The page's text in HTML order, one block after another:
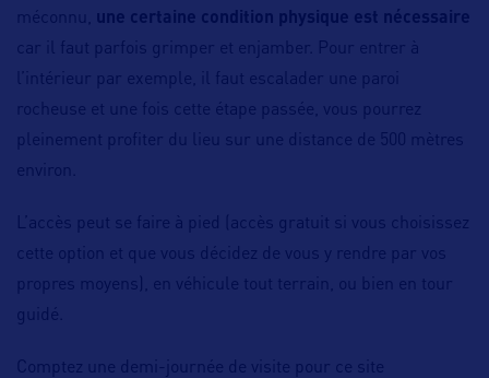
méconnu,
une certaine condition physique est nécessaire
car il faut parfois grimper et enjamber. Pour entrer à
l’intérieur par exemple, il faut escalader une paroi
rocheuse et une fois cette étape passée, vous pourrez
pleinement profiter du lieu sur une distance de 500 mètres
environ.
L’accès peut se faire à pied (accès gratuit si vous choisissez
cette option et que vous décidez de vous y rendre par vos
propres moyens), en véhicule tout terrain, ou bien en tour
guidé.
Comptez une demi-journée de visite pour ce site